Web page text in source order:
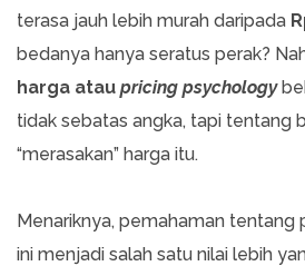
terasa jauh lebih murah daripada
bedanya hanya seratus perak?
harga atau pricing psychology
tidak sebatas angka, tapi tentang
“merasakan” harga itu.
Menariknya, pemahaman tentang
ini menjadi salah satu nilai lebih